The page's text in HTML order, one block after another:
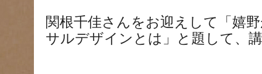
関根千佳さんをお迎えして「嬉
サルデザインとは」と題して、